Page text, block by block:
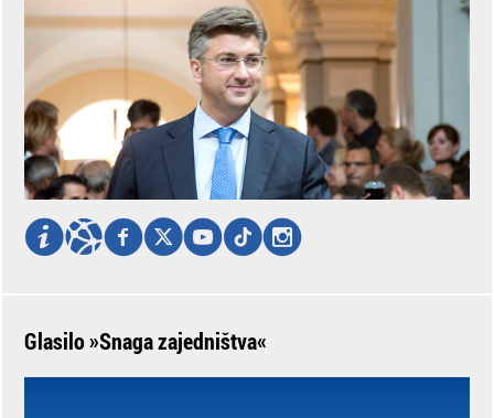
Glasilo »Snaga zajedništva«